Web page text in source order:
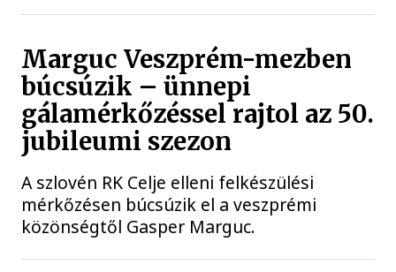
Marguc Veszprém-mezben
búcsúzik – ünnepi
gálamérkőzéssel rajtol az 50.
jubileumi szezon
A szlovén RK Celje elleni felkészülési
mérkőzésen búcsúzik el a veszprémi
közönségtől Gasper Marguc.